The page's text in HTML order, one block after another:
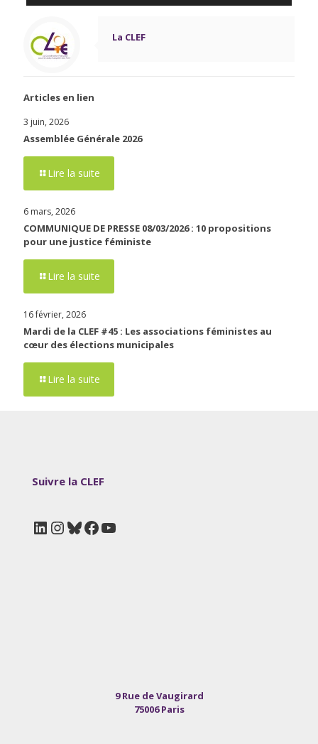
La CLEF
Articles en lien
3 juin, 2026
Assemblée Générale 2026
Lire la suite
6 mars, 2026
COMMUNIQUE DE PRESSE 08/03/2026 : 10 propositions
pour une justice féministe
Lire la suite
16 février, 2026
Mardi de la CLEF #45 : Les associations féministes au
cœur des élections municipales
Lire la suite
Suivre la CLEF
LinkedIn
Instagram
Bluesky
Facebook
YouTube
9 Rue de Vaugirard
75006 Paris